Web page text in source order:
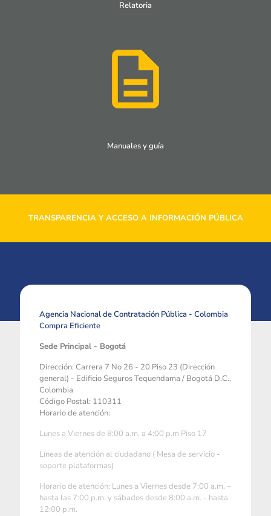
Relatoria
Manuales y guía
TRANSPARENCIA Y ACCESO A INFORMACIÓN PÚBLICA
Agencia Nacional de Contratación Pública - Colombia
Compra Eficiente
Sede Principal - Bogotá
Dirección: Carrera 7 No 26 - 20 Piso 23 (Dirección
general) - Edificio Seguros Tequendama / Bogotá D.C.,
Colombia
Código Postal: 110311
Horario de atención:
Lunes a Viernes de 8:00 a.m. a 4:00 p.m Piso 17
Líneas de atención al ciudadano ( Mesa de servicio -
soporte plataformas)
Horario de atención: Lunes a Viernes desde 7:00 a.m. –
hasta las 7:00 p.m. y sábados desde 8:00 a.m. - hasta
12:00 p.m.